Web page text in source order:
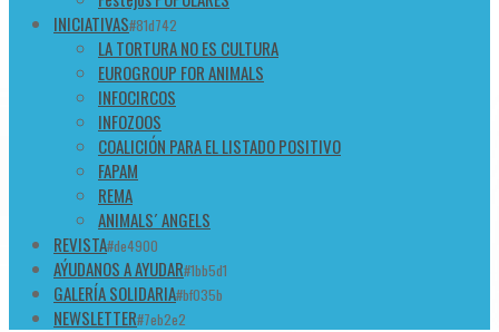
INICIATIVAS#81d742
LA TORTURA NO ES CULTURA
EUROGROUP FOR ANIMALS
INFOCIRCOS
INFOZOOS
COALICIÓN PARA EL LISTADO POSITIVO
FAPAM
REMA
ANIMALS´ ANGELS
REVISTA#de4900
AÝUDANOS A AYUDAR#1bb5d1
GALERÍA SOLIDARIA#bf035b
NEWSLETTER#7eb2e2